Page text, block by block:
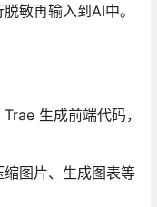
敏再输入到AI中。
生成前端代码，
图片、生成图表等